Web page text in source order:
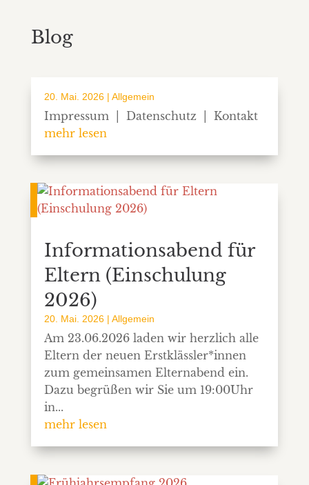
Blog
20. Mai. 2026| Allgemein
Impressum | Datenschutz | Kontakt
mehr lesen
Informationsabend für
Eltern (Einschulung
2026)
20. Mai. 2026| Allgemein
Am 23.06.2026 laden wir herzlich alle
Eltern der neuen Erstklässler*innen
zum gemeinsamen Elternabend ein.
Dazu begrüßen wir Sie um 19:00Uhr
in...
mehr lesen